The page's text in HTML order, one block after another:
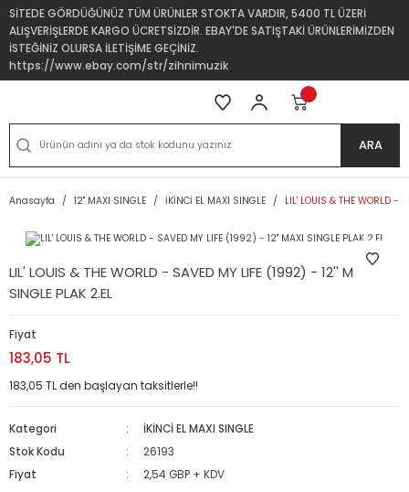
SİTEDE GÖRDÜĞÜNÜZ TÜM ÜRÜNLER STOKTA VARDIR, 5400 TL ÜZERİ
ALIŞVERİŞLERDE KARGO ÜCRETSİZDİR. EBAY'DE SATIŞTAKİ ÜRÜNLERİMİZDEN
İSTEĞİNİZ OLURSA İLETİŞİME GEÇİNİZ.
https://www.ebay.com/str/zihnimuzik
ARA
Anasayfa 12'' MAXI SINGLE İKİNCİ EL MAXI SINGLE LIL' LOUIS & THE WORLD -
LIL' LOUIS & THE WORLD - SAVED MY LIFE (1992) - 12'' MAXI
SINGLE PLAK 2.EL
Fiyat
183,05 TL
183,05 TL den başlayan taksitlerle!!
Kategori
İKİNCİ EL MAXI SINGLE
Stok Kodu
26193
Fiyat
2,54 GBP + KDV